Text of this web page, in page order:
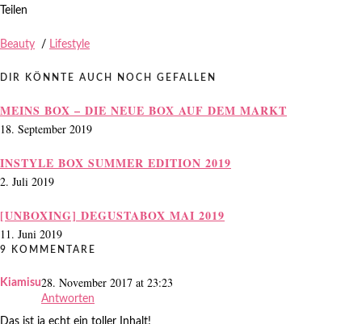
Teilen
Beauty / Lifestyle
DIR KÖNNTE AUCH NOCH GEFALLEN
MEINS BOX – DIE NEUE BOX AUF DEM MARKT
18. September 2019
INSTYLE BOX SUMMER EDITION 2019
2. Juli 2019
[UNBOXING] DEGUSTABOX MAI 2019
11. Juni 2019
9 KOMMENTARE
Kiamisu28. November 2017 at 23:23
Antworten
Das ist ja echt ein toller Inhalt!